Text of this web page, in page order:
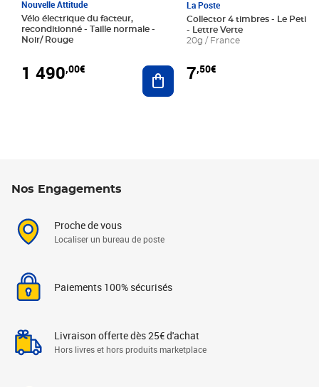
Nouvelle Attitude
Vélo électrique du facteur,
reconditionné - Taille normale -
Noir/ Rouge
1 490,00€ Ajouter au panier
La Poste
Collector 4 timbres - Le Petit
- Lettre Verte
20g / France
7,50€
Nos Engagements
Proche de vous
Localiser un bureau de poste
Paiements 100% sécurisés
Livraison offerte dès 25€ d'achat
Hors livres et hors produits marketplace